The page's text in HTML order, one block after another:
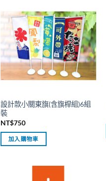
設計款小關東旗(含旗桿組)6組
裝
NT$750
加入購物車